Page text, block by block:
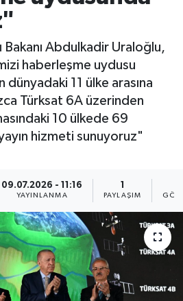
Bakanı Abdulkadir Uraloğlu,
haberleşme uydusu
11 ülke arasına
Türksat 6A üzerinden
10 ülkede 69
hizmeti sunuyoruz"
09.07.2026 - 11:16
YAYINLANMA PAYLAŞIM